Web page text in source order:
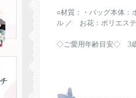
○材質：・バッグ本体：
ル ／ お花：ポリエス
◇ご愛用年齢目安◇ 3